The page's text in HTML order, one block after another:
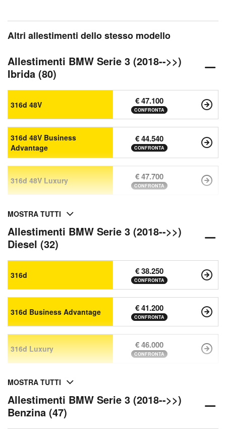
Altri allestimenti dello stesso modello
Allestimenti BMW Serie 3 (2018-->>)
Ibrida (80)
316d 48V € 47.100
CONFRONTA
316d 48V Business
Advantage
€ 44.540
CONFRONTA
316d 48V Luxury € 47.700
CONFRONTA
MOSTRA TUTTI
Allestimenti BMW Serie 3 (2018-->>)
Diesel (32)
316d € 38.250
CONFRONTA
316d Business Advantage € 41.200
CONFRONTA
316d Luxury € 46.000
CONFRONTA
MOSTRA TUTTI
Allestimenti BMW Serie 3 (2018-->>)
Benzina (47)